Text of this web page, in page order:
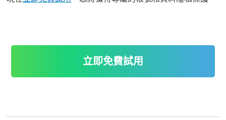
立即免費試用